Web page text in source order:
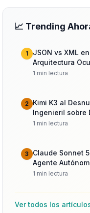
📈 Trending
1
JSON vs XML
Arquitectura
1 min lectura
2 Kimi K3 al
Ingenieril sobre
Billones de
1 min lectura
3 Claude Sonnet
Agente
Opus
1 min lectura
Ver todos los